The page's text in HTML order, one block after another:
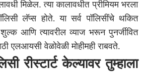
मिळेल. त्या कालावधीत प्रीमियम भरला
लॅप्स होते. या सर्व पॉलिसींचे थकित
आणि त्यावरील व्याज भरून पुनर्जीवित
एलआयसी वेळोवेळी मोहीमही राबवते.
रीस्टार्ट केल्यावर तुम्हाला